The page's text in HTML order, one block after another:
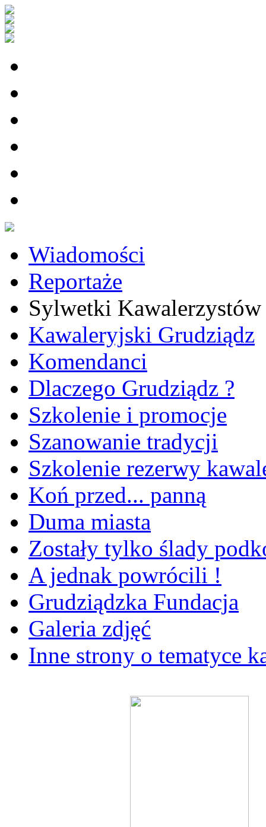
Wiadomości
Reportaże
Sylwetki Kawalerzystów
Kawaleryjski Grudziądz
Komendanci
Dlaczego Grudziądz ?
Szkolenie i promocje
Szanowanie tradycji
Szkolenie rezerwy
Koń przed... panną
Duma miasta
Zostały tylko ślady
A jednak powrócili !
Grudziądzka Fundacja
Galeria zdjęć
Inne strony o tematyce